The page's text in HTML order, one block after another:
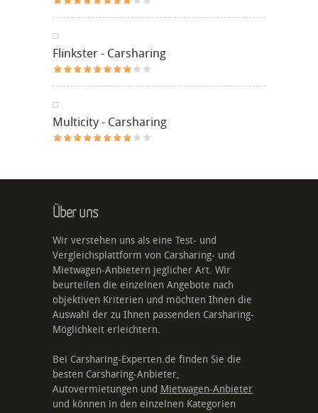
Flinkster - Carsharing
Multicity - Carsharing
Über uns
Wir verstehen uns als eine Test- und
Vergleichsplattform von Carsharing- und
Mietwagen-Anbietern jeglicher Art. Wir
beurteilen die einzelnen Angebote nach
objektiven Kriterien und möchten Ihnen die
Auswahl der zu Ihnen passenden Carsharing-
Möglichkeit erleichtern.
Bei Carsharing-Experten.de finden Sie die
besten Carsharing-Anbieter,
Autovermietungen und Mietwagen-Anbieter
und können in den einzelnen Kategorien